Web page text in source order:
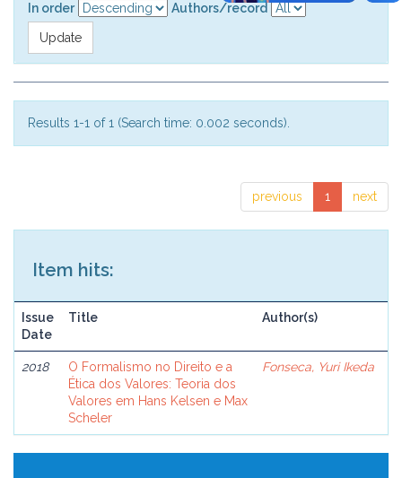
In order
Authors/record
Results 1-1 of 1 (Search time: 0.002 seconds).
previous 1 next
Item hits:
Issue
Date
Title Author(s)
2018
O Formalismo no Direito e a
Ética dos Valores: Teoria dos
Valores em Hans Kelsen e Max
Scheler
Fonseca, Yuri Ikeda